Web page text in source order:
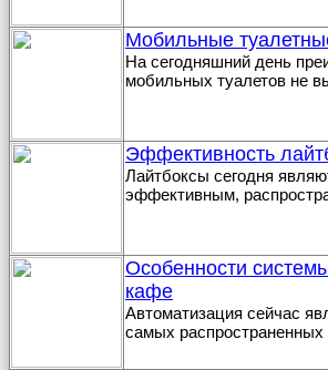
Мобильные
На сегодняшний день
мобильных туалетов не
Эффективность
Лайтбоксы сегодня
эффективным,
Особенности
кафе
Автоматизация сейчас
самых